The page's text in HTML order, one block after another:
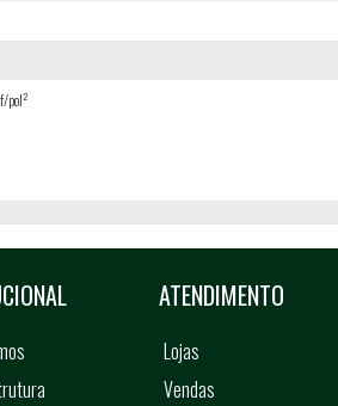
pol²
ATENDIMENTO
Lojas
Vendas